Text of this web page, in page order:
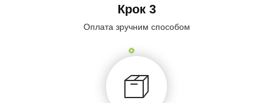
Крок 3
Оплата зручним способом